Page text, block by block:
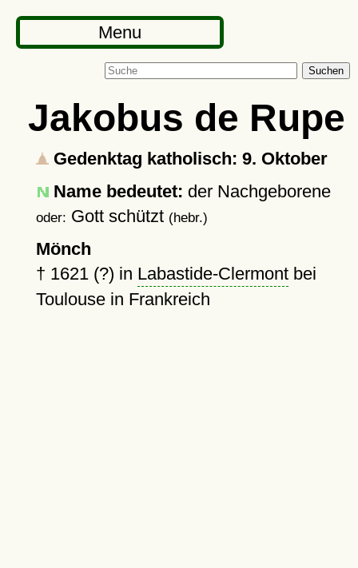
Menu
Suchen
Jakobus de Rupe
Gedenktag katholisch: 9. Oktober
Name bedeutet: der Nachgeborene
oder: Gott schützt (hebr.)
Mönch
† 1621 (?) in Labastide-Clermontbei
Toulouse in Frankreich